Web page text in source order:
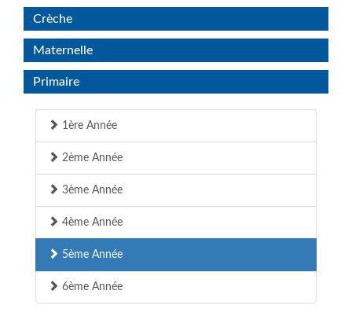
Crèche
Maternelle
Primaire
1ère Année
2ème Année
3ème Année
4ème Année
5ème Année
6ème Année